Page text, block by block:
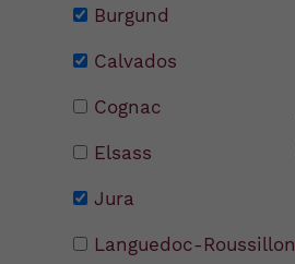
Burgund
Calvados
Cognac
Elsass
Jura
Languedoc-Roussillon